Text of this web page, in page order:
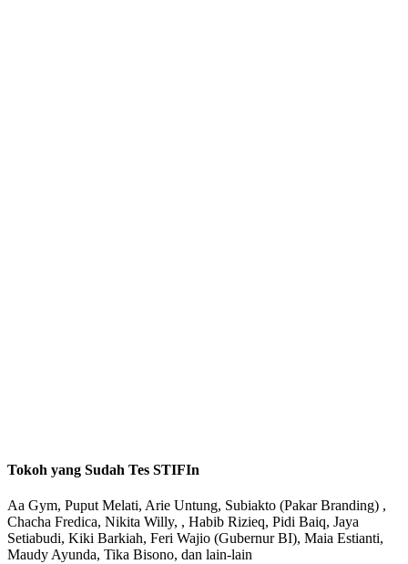
Tokoh yang Sudah Tes STIFIn
Aa Gym, Puput Melati, Arie Untung, Subiakto (Pakar Branding) ,
Chacha Fredica, Nikita Willy, , Habib Rizieq, Pidi Baiq, Jaya
Setiabudi, Kiki Barkiah, Feri Wajio (Gubernur BI), Maia Estianti,
Maudy Ayunda, Tika Bisono, dan lain-lain